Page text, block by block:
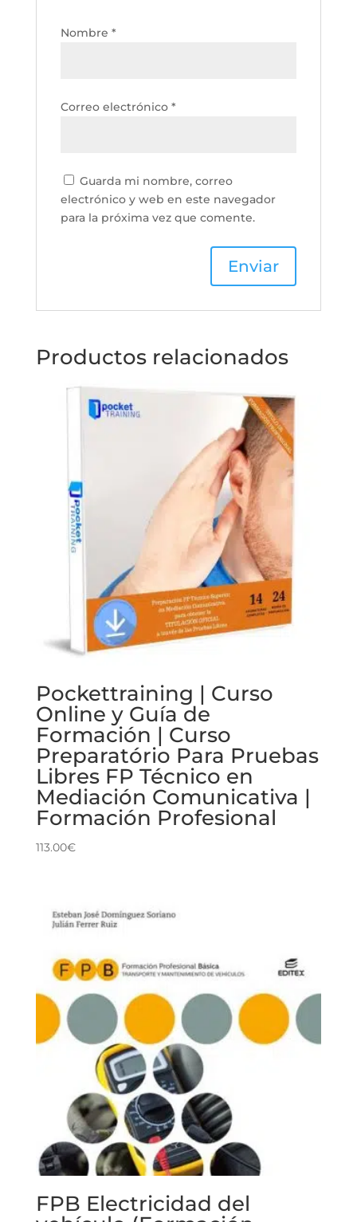
Nombre *
Correo electrónico *
Guarda mi nombre, correo
electrónico y web en este navegador
para la próxima vez que comente.
Productos relacionados
Pockettraining | Curso
Online y Guía de
Formación | Curso
Preparatório Para Pruebas
Libres FP Técnico en
Mediación Comunicativa |
Formación Profesional
113.00€
FPB Electricidad del